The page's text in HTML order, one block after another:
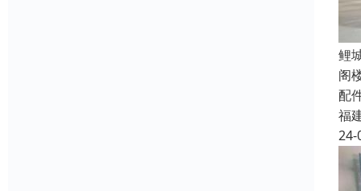
鲤
阁
配
福
24-